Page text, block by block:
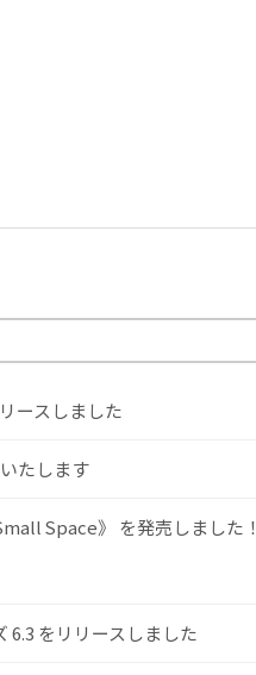
ースしました
たします
Space》 を発売しました！
をリリースしました